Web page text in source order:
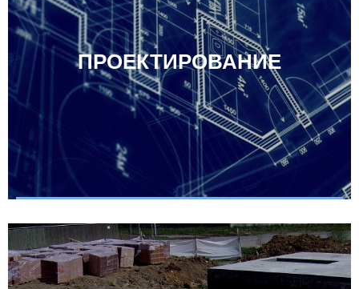
ПРОЕКТИРОВАНИЕ